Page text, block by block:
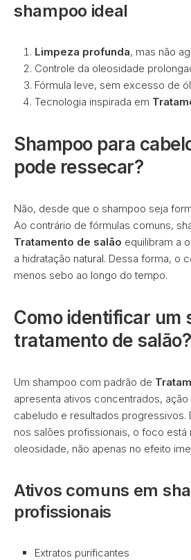
shampoo ideal
Limpeza profunda, mas não
Controle da oleosidade
Fórmula leve, sem excesso de
Tecnologia inspirada em
Shampoo para
pode ressecar?
Não, desde que o shampoo seja
Ao contrário de fórmulas comuns,
Tratamento de salão equilibram a
a hidratação natural. Dessa forma, o
menos sebo ao longo do tempo.
Como identificar um
tratamento de salão?
Um shampoo com padrão de
apresenta ativos concentrados,
cabeludo e resultados progressivos.
nos salões profissionais, o foco está
oleosidade, não apenas no efeito
Ativos comuns em
profissionais
Extratos purificantes